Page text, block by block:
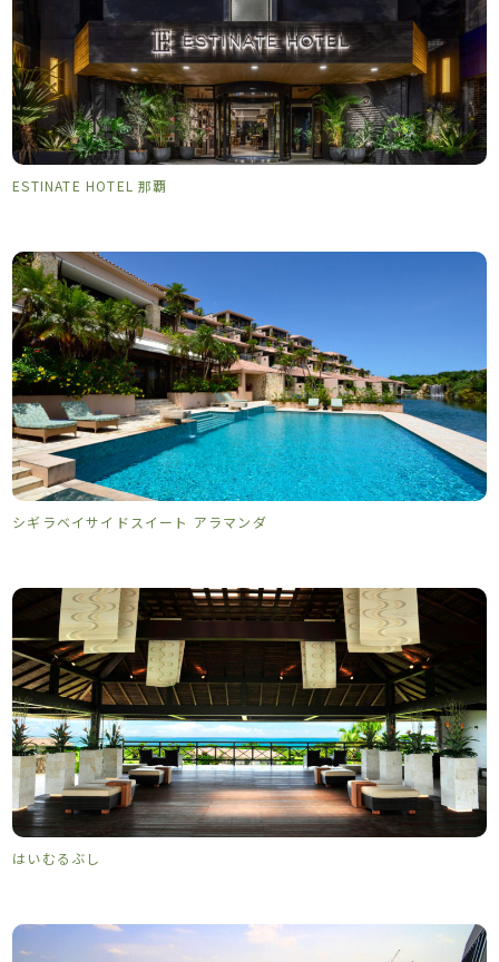
ESTINATE HOTEL 那覇
シギラベイサイドスイート アラマンダ
はいむるぶし